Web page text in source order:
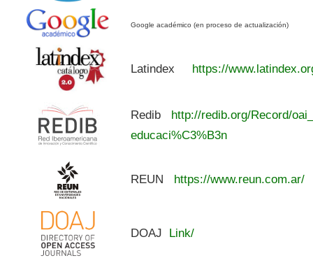
Google académico (en proceso de actualización)
Latindex https://
Redib
http://redib.org/Record/
educaci%C3%B3n
REUN https://www.reun.com.ar/
DOAJ Link/